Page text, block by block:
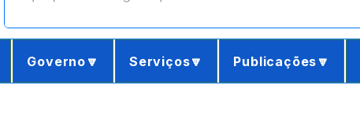
Governo🔽 Serviços🔽 Publicações🔽